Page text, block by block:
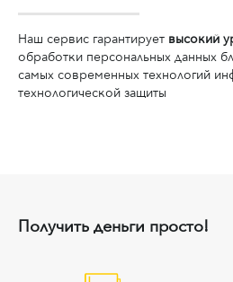
Наш сервис гарантирует высокий
обработки персональных данных
самых современных технологий
технологической защиты
Получить деньги просто!